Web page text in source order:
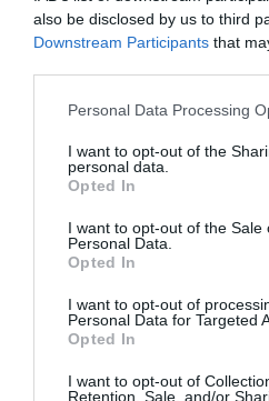
also be disclosed by us to third
Downstream Participants that
Personal Data Processing
I want to opt-out of the
personal data.
Opted In
I want to opt-out of the Sale
Personal Data.
Opted In
I want to opt-out of
Personal Data for Targeted
Opted In
I want to opt-out of
Retention, Sale, and/or
18/3 NYA BOLAG
NordHem Måleri AB
måleriföretag i
Lokalt väder
24°C
07:00
24°C 25°C 27°C
Senaste nytt